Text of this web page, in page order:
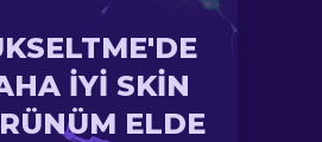
IYI SKIN
ELDE